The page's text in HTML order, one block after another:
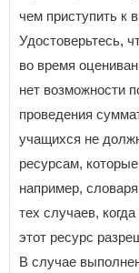
чем приступить к
Удостоверьтесь,
во время
нет возможности
проведения
учащихся не
ресурсам,
например,
тех случаев,
этот ресурс
В случае